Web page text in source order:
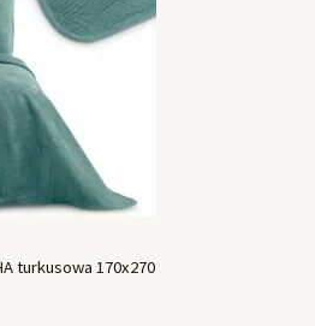
turkusowa 170x270